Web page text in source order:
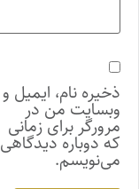
ذخیره نام، ایمیل و
وبسایت من در
مرورگر برای زمانی
که دوباره دیدگاهی
می‌نویسم.